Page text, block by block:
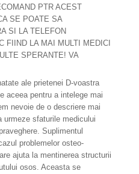
PTR ACEST
SE POATE SA
SI LA TELEFON
FIIND LA MAI MULTI MEDICI
SPERANTE! VA
ale prietenei D-voastra
aceea pentru a intelege mai
nevoie de o descriere mai
sfaturile medicului
Suplimentul
problemelor osteo-
ajuta la mentinerea structurii
osos. Aceasta se